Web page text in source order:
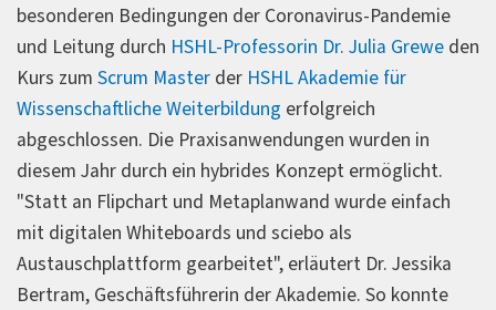
besonderen Bedingungen der Coronavirus-Pandemie
und Leitung durch HSHL-Professorin Dr. Julia Grewe den
Kurs zum Scrum Master der HSHL Akademie für
Wissenschaftliche Weiterbildung erfolgreich
abgeschlossen. Die Praxisanwendungen wurden in
diesem Jahr durch ein hybrides Konzept ermöglicht.
"Statt an Flipchart und Metaplanwand wurde einfach
mit digitalen Whiteboards und sciebo als
Austauschplattform gearbeitet", erläutert Dr. Jessika
Bertram, Geschäftsführerin der Akademie. So konnte